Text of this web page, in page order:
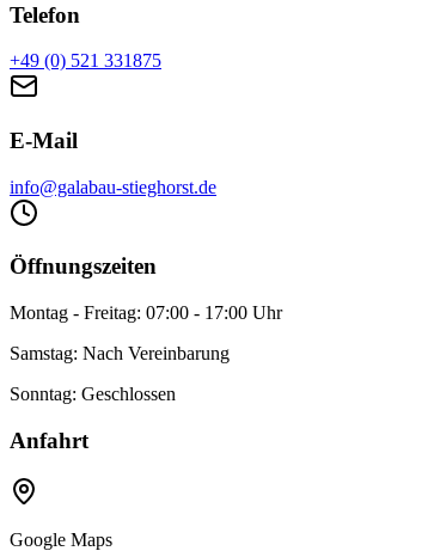
Telefon
+49 (0) 521 331875
E-Mail
info@galabau-stieghorst.de
Öffnungszeiten
Montag - Freitag: 07:00 - 17:00 Uhr
Samstag: Nach Vereinbarung
Sonntag: Geschlossen
Anfahrt
Google Maps